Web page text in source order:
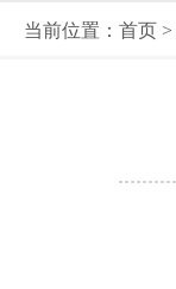
当前位置： 首页 >